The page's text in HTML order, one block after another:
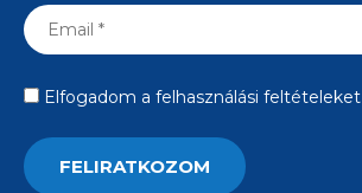
Elfogadom a felhasználási feltételeket